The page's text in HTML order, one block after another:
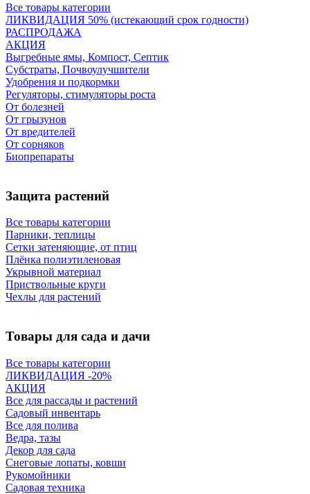
Все товары категории
ЛИКВИДАЦИЯ 50% (истекающий срок годности)
РАСПРОДАЖА
АКЦИЯ
Выгребные ямы, Компост, Септик
Субстраты, Почвоулучшители
Удобрения и подкормки
Регуляторы, стимуляторы роста
От болезней
От грызунов
От вредителей
От сорняков
Биопрепараты
Защита растений
Все товары категории
Парники, теплицы
Сетки затеняющие, от птиц
Плёнка полиэтиленовая
Укрывной материал
Приствольные круги
Чехлы для растений
Товары для сада и дачи
Все товары категории
ЛИКВИДАЦИЯ -20%
АКЦИЯ
Все для рассады и растений
Садовый инвентарь
Все для полива
Ведра, тазы
Декор для сада
Снеговые лопаты, ковши
Рукомойники
Садовая техника